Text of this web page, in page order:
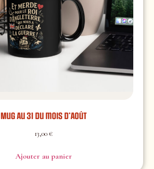
Mug Au 31 du mois d’Août
13,00€
Ajouter au panier